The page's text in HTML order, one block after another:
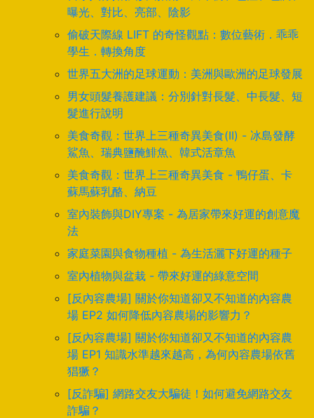
曝光、對比、亮部、陰影
偷破天際線 LIFT 的奇怪觀點：數位藝術．乖乖
學生．轉換角度
世界五大洲的足球運動：美洲與歐洲的足球發展
男女頭髮養護建議：分別針對長髮、中長髮、短
髮進行說明
美食奇觀：世界上三種奇異美食(II) - 冰島發酵
鯊魚、瑞典鹽醃鯡魚、韓式活章魚
美食奇觀：世界上三種奇異美食 - 鴨仔蛋、卡
蘇馬蘇乳酪、納豆
室內裝飾與DIY專案 - 為居家帶來好運的創意魔
法
家庭菜園與食物種植 - 為生活灑下好運的種子
室內植物與盆栽 - 帶來好運的綠意空間
[反內容農場] 關於你知道卻又不知道的內容農
場 EP2 如何降低內容農場的影響力？
[反內容農場] 關於你知道卻又不知道的內容農
場 EP1 知識水準越來越高，為何內容農場依舊
猖獗？
[反詐騙] 網路交友大騙徒！如何避免網路交友
詐騙？